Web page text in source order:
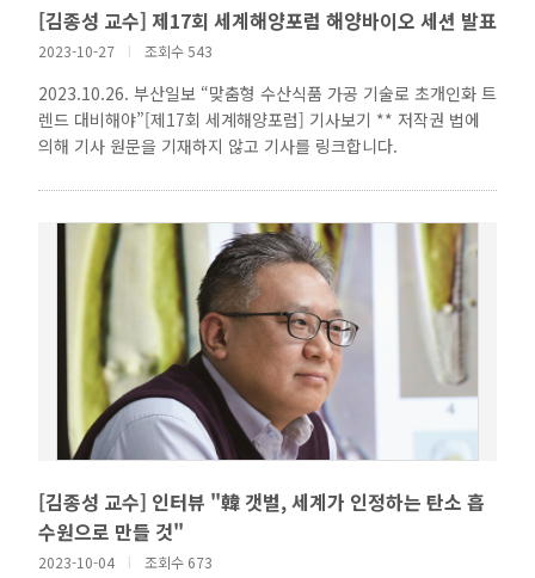
[김종성 교수] 제17회 세계해양포럼 해양바이오 세션 발표
2023-10-27 l 조회수 543
2023.10.26. 부산일보 “맞춤형 수산식품 가공 기술로 초개인화 트
렌드 대비해야”[제17회 세계해양포럼] 기사보기 ** 저작권 법에
의해 기사 원문을 기재하지 않고 기사를 링크합니다.
[김종성 교수] 인터뷰 "韓 갯벌, 세계가 인정하는 탄소 흡
수원으로 만들 것"
2023-10-04 l 조회수 673